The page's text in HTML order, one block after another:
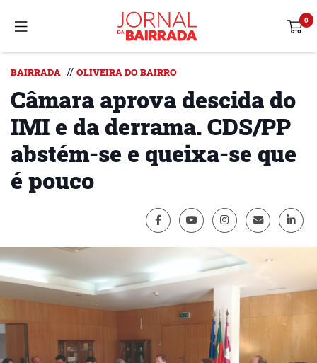
BAIRRADA // OLIVEIRA DO BAIRRO
Câmara aprova descida do
IMI e da derrama. CDS/PP
abstém-se e queixa-se que
é pouco